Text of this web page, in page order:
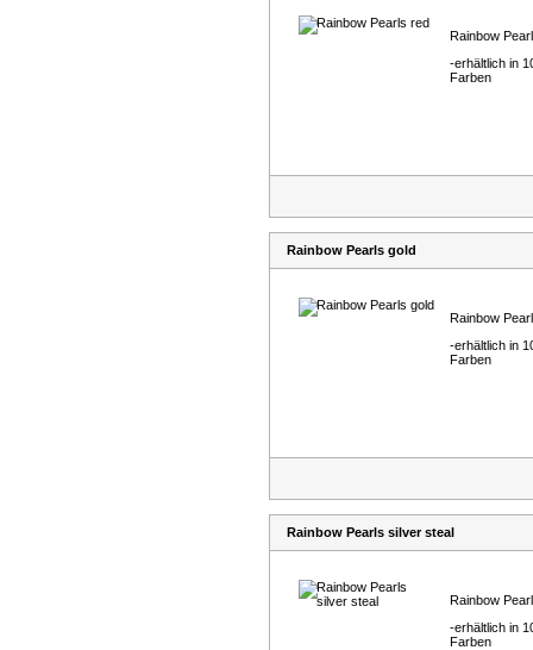
Rainbow
-erhältlich in
Farben
Rainbow Pearls gold
Rainbow
-erhältlich in
Farben
Rainbow Pearls silver steal
Rainbow
-erhältlich in
Farben